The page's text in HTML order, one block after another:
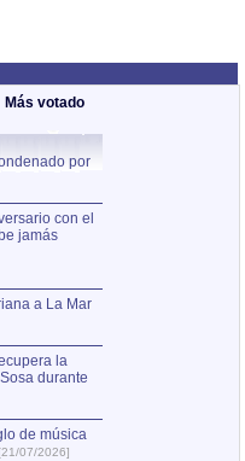
Más votado
por
con el
jamás
a La Mar
la
durante
de música
07/2026]